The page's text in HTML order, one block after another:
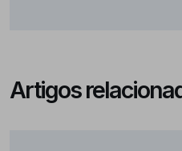
Artigos